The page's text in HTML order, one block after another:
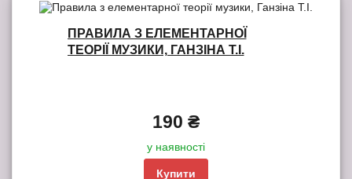
ПРАВИЛА З ЕЛЕМЕНТАРНОЇ
ТЕОРІЇ МУЗИКИ, ГАНЗІНА Т.І.
190 ₴
у наявності
Купити